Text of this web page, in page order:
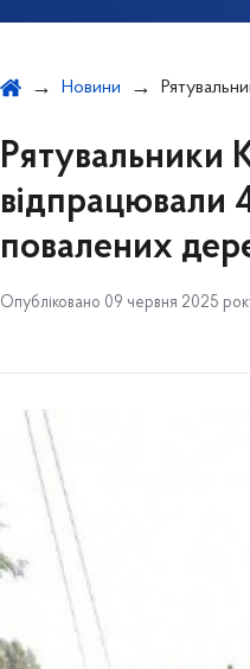
Новини Рятувальники КАРС
Рятувальники
відпрацювали
повалених
Опубліковано 09 червня 2025